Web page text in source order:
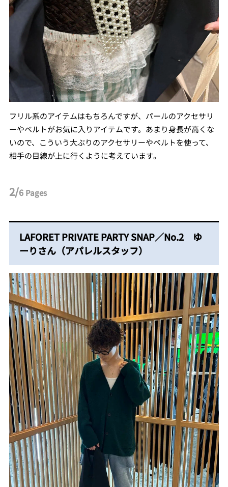
フリル系のアイテムはもちろんですが、パールのアクセサリ
ーやベルトがお気に入りアイテムです。あまり身長が高くな
いので、こういう大ぶりのアクセサリーやベルトを使って、
相手の目線が上に行くように考えています。
2/6 Pages
LAFORET PRIVATE PARTY SNAP／No.2 ゆ
ーりさん（アパレルスタッフ）